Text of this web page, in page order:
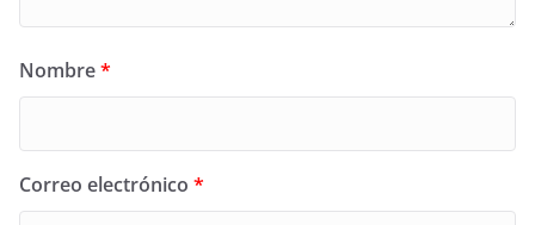
Nombre*
Correo electrónico *